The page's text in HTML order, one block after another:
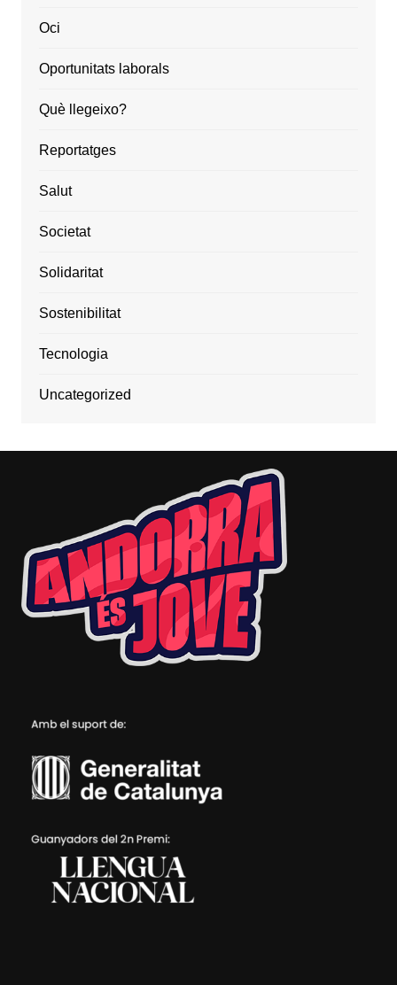
Oci
Oportunitats laborals
Què llegeixo?
Reportatges
Salut
Societat
Solidaritat
Sostenibilitat
Tecnologia
Uncategorized